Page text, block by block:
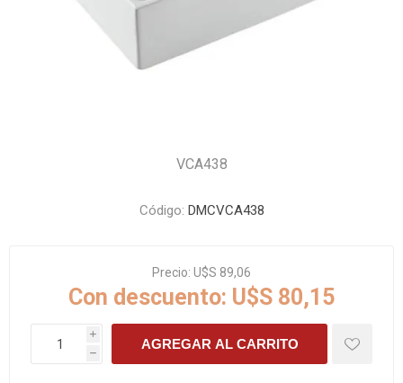
VCA438
Código: DMCVCA438
Precio: U$S 89,06
Con descuento: U$S 80,15
i
h
AGREGAR AL CARRITO